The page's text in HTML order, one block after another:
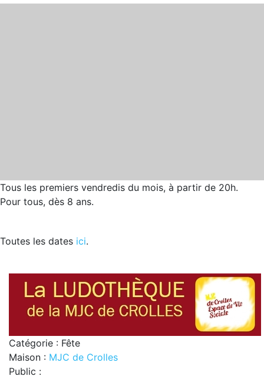
Tous les premiers vendredis du mois, à partir de 20h.
Pour tous, dès 8 ans.
Toutes les dates ici.
Catégorie : Fête
Maison : MJC de Crolles
Public :